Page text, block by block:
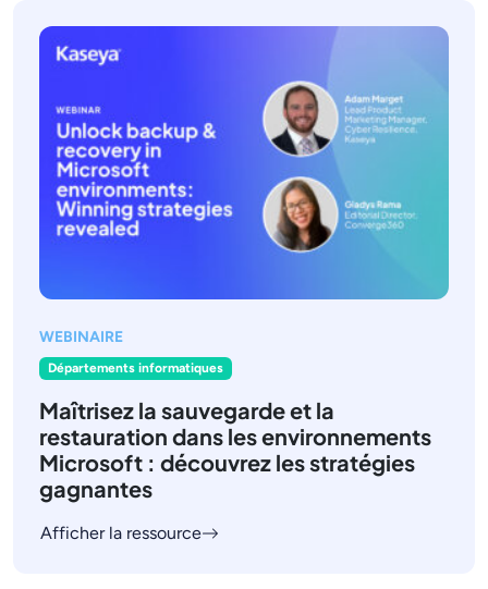
WEBINAIRE
Départements informatiques
Maîtrisez la sauvegarde et la
restauration dans les environnements
Microsoft : découvrez les stratégies
gagnantes
Afficher la ressource